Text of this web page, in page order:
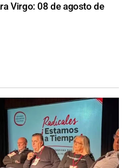
Virgo: 08 de agosto de